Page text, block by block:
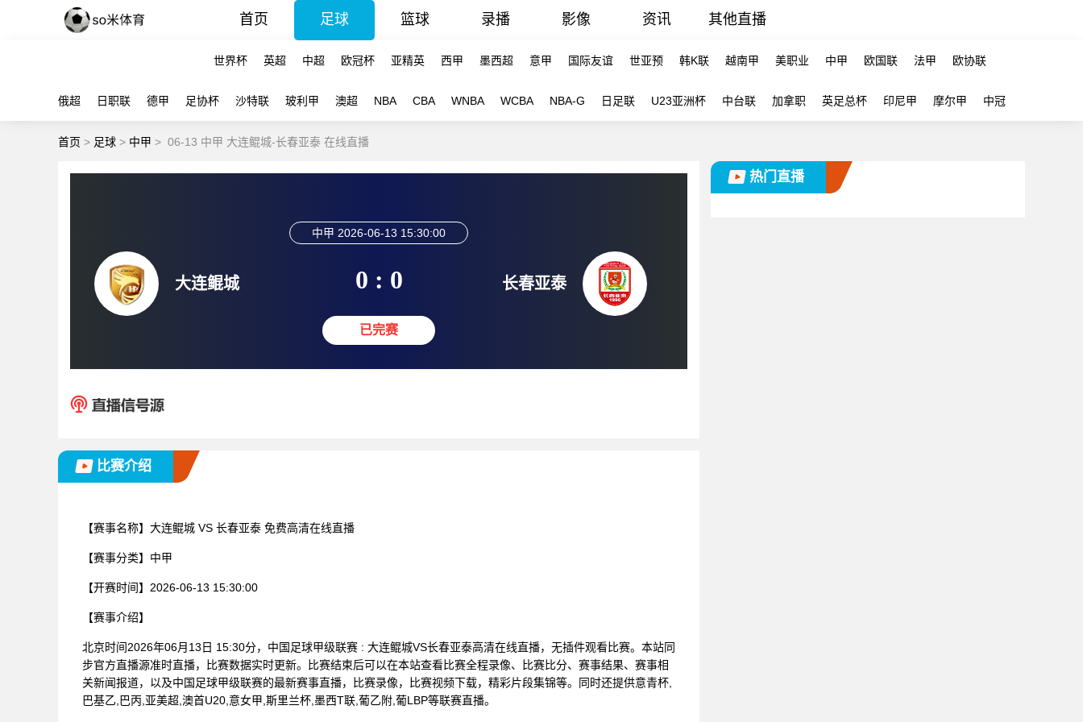
首页 足球 篮球 录播 影像 资讯 其他直播
世界杯 英超 中超 欧冠杯 亚精英 西甲 墨西超 意甲 国际友谊 世亚预 韩K联 越南甲 美职业 中甲 欧国联 法甲 欧协联
俄超 日职联 德甲 足协杯 沙特联 玻利甲 澳超 NBA CBA WNBA WCBA NBA-G 日足联 U23亚洲杯 中台联 加拿职 英足总杯 印尼甲 摩尔甲 中冠
首页 > 足球 > 中甲 > 06-13 中甲 大连鲲城-长春亚泰 在线直播
大连鲲城
中甲 2026-06-13 15:30:00
0 : 0
已完赛
长春亚泰
比赛介绍
【赛事名称】 大连鲲城 VS 长春亚泰 免费高清在线直播
【赛事分类】 中甲
【开赛时间】 2026-06-13 15:30:00
【赛事介绍】
北京时间2026年06月13日 15:30分，中国足球甲级联赛 : 大连鲲城VS长春亚泰高清在线直播，无插件观看比赛。本站同
步官方直播源准时直播，比赛数据实时更新。比赛结束后可以在本站查看比赛全程录像、比赛比分、赛事结果、赛事相
关新闻报道，以及中国足球甲级联赛的最新赛事直播，比赛录像，比赛视频下载，精彩片段集锦等。同时还提供意青杯,
巴基乙,巴丙,亚美超,澳首U20,意女甲,斯里兰杯,墨西T联,葡乙附,葡LBP等联赛直播。
热门直播